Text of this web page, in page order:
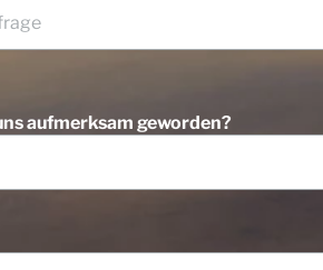
aufmerksam geworden?